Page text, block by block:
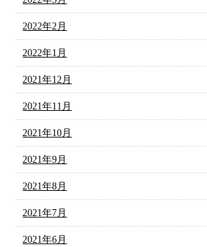
2022年2月
2022年1月
2021年12月
2021年11月
2021年10月
2021年9月
2021年8月
2021年7月
2021年6月